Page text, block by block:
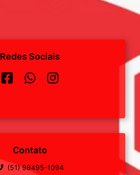
Redes Sociais
Contato
(51) 98495-1094